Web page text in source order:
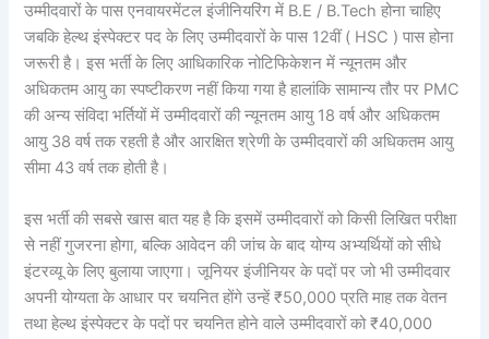
उम्मीदवारों के पास एनवायरमेंटल इंजीनियरिंग में B.E / B.Tech होना चाहिए
जबकि हेल्थ इंस्पेक्टर पद के लिए उम्मीदवारों के पास 12वीं ( HSC ) पास होना
जरूरी है। इस भर्ती के लिए आधिकारिक नोटिफिकेशन में न्यूनतम और
अधिकतम आयु का स्पष्टीकरण नहीं किया गया है हालांकि सामान्य तौर पर PMC
की अन्य संविदा भर्तियों में उम्मीदवारों की न्यूनतम आयु 18 वर्ष और अधिकतम
आयु 38 वर्ष तक रहती है और आरक्षित श्रेणी के उम्मीदवारों की अधिकतम आयु
सीमा 43 वर्ष तक होती है।
इस भर्ती की सबसे खास बात यह है कि इसमें उम्मीदवारों को किसी लिखित परीक्षा
से नहीं गुजरना होगा, बल्कि आवेदन की जांच के बाद योग्य अभ्यर्थियों को सीधे
इंटरव्यू के लिए बुलाया जाएगा। जूनियर इंजीनियर के पदों पर जो भी उम्मीदवार
अपनी योग्यता के आधार पर चयनित होंगे उन्हें ₹50,000 प्रति माह तक वेतन
तथा हेल्थ इंस्पेक्टर के पदों पर चयनित होने वाले उम्मीदवारों को ₹40,000